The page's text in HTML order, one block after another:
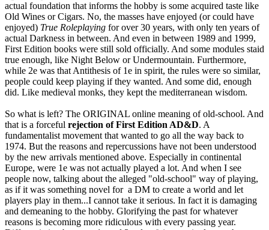
actual foundation that informs the hobby is some acquired taste like
Old Wines or Cigars. No, the masses have enjoyed (or could have
enjoyed) True Roleplaying for over 30 years, with only ten years of
actual Darkness in between. And even in between 1989 and 1999,
First Edition books were still sold officially. And some modules staid
true enough, like Night Below or Undermountain. Furthermore,
while 2e was that Antithesis of 1e in spirit, the rules were so similar,
people could keep playing if they wanted. And some did, enough
did. Like medieval monks, they kept the mediterranean wisdom.
So what is left? The ORIGINAL online meaning of old-school. And
that is a forceful rejection of First Edition AD&D. A
fundamentalist movement that wanted to go all the way back to
1974. But the reasons and repercussions have not been understood
by the new arrivals mentioned above. Especially in continental
Europe, were 1e was not actually played a lot. And when I see
people now, talking about the alleged "old-school" way of playing,
as if it was something novel for a DM to create a world and let
players play in them...I cannot take it serious. In fact it is damaging
and demeaning to the hobby. Glorifying the past for whatever
reasons is becoming more ridiculous with every passing year.